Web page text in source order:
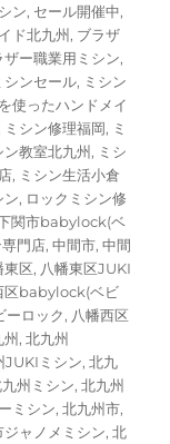
ン, セール開催中,
ド北九州 , ブラザ
ザー職業用ミシン,
シンセール, ミシン
使ったハンドメイ
ミシン修理福岡, ミ
ン教室北九州 , ミシ
, ミシン生活小倉
ン, ロックミシン修
関市babylock(ベ
門店,中間市,中間
東区, 八幡東区JUKI
区babylock(ベビ
ーロック, 八幡西区
,北九州
JUKIミシン,北九
州ミシン,北九州
ミシン,北九州市,
ジャノメミシン,北